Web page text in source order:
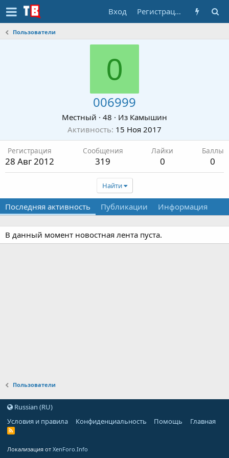
Вход Регистрация
Пользователи
0
006999
Местный · 48 · Из Камышин
Активность 15 Ноя 2017
Регистрация
28 Авг 2012
Сообщения
319
Лайки
0
Баллы
0
Найти
Последняя активность Публикации Информация
В данный момент новостная лента пуста.
Пользователи
Russian (RU)
Условия и правила
Конфиденциальность Помощь Главная
Локализация от XenForo.Info